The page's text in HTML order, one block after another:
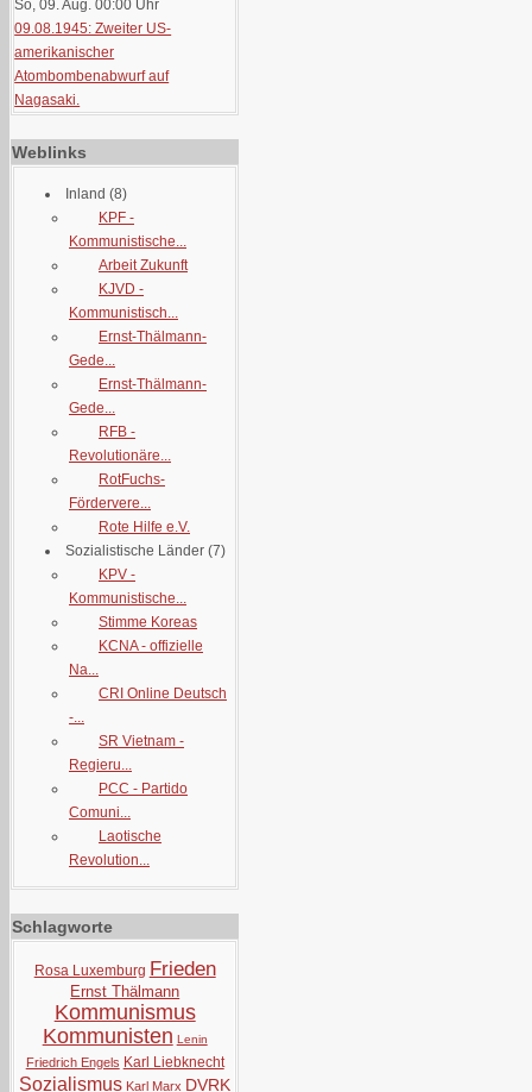
So, 09. Aug. 00:00 Uhr
09.08.1945: Zweiter US-
amerikanischer
Atombombenabwurf auf
Nagasaki.
Weblinks
Inland (8)
KPF -
Kommunistische...
Arbeit Zukunft
KJVD -
Kommunistisch...
Ernst-Thälmann-
Gede...
Ernst-Thälmann-
Gede...
RFB -
Revolutionäre...
RotFuchs-
Fördervere...
Rote Hilfe e.V.
Sozialistische Länder (7)
KPV -
Kommunistische...
Stimme Koreas
KCNA - offizielle
Na...
CRI Online Deutsch
-...
SR Vietnam -
Regieru...
PCC - Partido
Comuni...
Laotische
Revolution...
Schlagworte
Rosa Luxemburg Frieden
Ernst Thälmann
Kommunismus
Kommunisten Lenin
Friedrich Engels Karl Liebknecht
Sozialismus Karl Marx DVRK